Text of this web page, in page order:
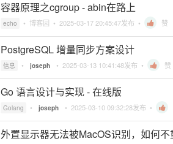
容器原理之cgroup - abin在路上
echo • 博客园 • 2025-03-17 20:45:47发布 • 赞
PostgreSQL 增量同步方案设计
信息 • joseph • 2025-03-13 10:41:48发布 • 赞
Go 语言设计与实现 - 在线版
Golang • joseph • 2025-03-10 09:32:28发布 •
外置显示器无法被MacOS识别，如何